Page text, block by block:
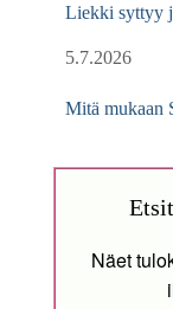
Liekki syttyy
5.7.2026
Mitä mukaan
Näet